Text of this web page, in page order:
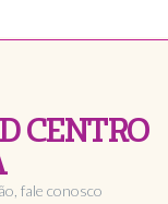
CENTRO
fale conosco